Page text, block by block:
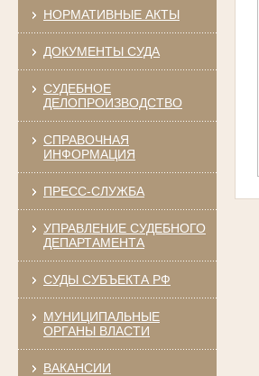
НОРМАТИВНЫЕ АКТЫ
ДОКУМЕНТЫ СУДА
СУДЕБНОЕ
ДЕЛОПРОИЗВОДСТВО
СПРАВОЧНАЯ
ИНФОРМАЦИЯ
ПРЕСС-СЛУЖБА
УПРАВЛЕНИЕ СУДЕБНОГО
ДЕПАРТАМЕНТА
СУДЫ СУБЪЕКТА РФ
МУНИЦИПАЛЬНЫЕ
ОРГАНЫ ВЛАСТИ
ВАКАНСИИ